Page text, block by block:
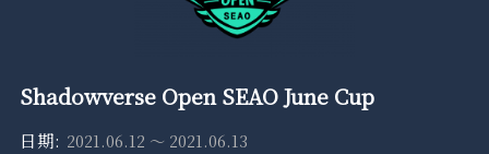
Shadowverse Open SEAO June Cup
2021.06.12 ～ 2021.06.13